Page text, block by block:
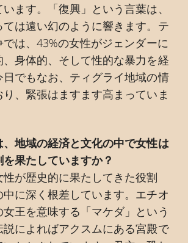
ます。「復興」という言葉は、
は遠い幻のように響きます。テ
では、43%の女性がジェンダーに
身体的、そして性的な暴力を経
でもなお、ティグライ地域の情
、緊張はますます高まっていま
地域の経済と文化の中で女性は
果たしていますか？
が歴史的に果たしてきた役割
に深く根差しています。エチオ
女王を意味する「マケダ」という
によればアクスムにある宮殿で